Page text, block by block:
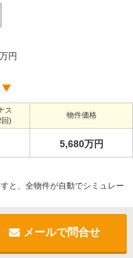
万円
ス
)
物件価格
5,680万円
と、全物件が自動でシミュレー
メールで問合せ